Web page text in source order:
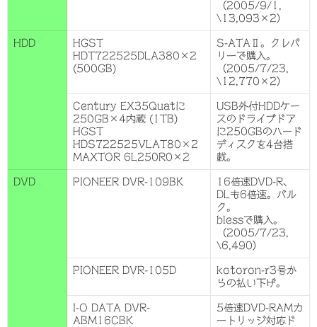
（2005/9/1,
\13,093×2）
HDD
HGST
HDT722525DLA380×2
(500GB)
S-ATAⅡ。クレバ
リーで購入。
（2005/7/23,
\12,770×2）
Century EX35Quatに
250GB×4内蔵 (1TB)
HGST
HDS722525VLAT80×2
MAXTOR 6L250R0×2
USB外付HDDケー
スのドライブドア
に250GBのハード
ディスクを4台搭
載。
DVD PIONEER DVR-109BK
16倍速DVD-R、
DLも6倍速。バル
ク。
blessで購入。
（2005/7/23,
\6,490）
PIONEER DVR-105D
kotoron-r3号か
らの払い下げ。
I-O DATA DVR-
ABM16CBK
5倍速DVD-RAMカ
ートリッジ対応ド